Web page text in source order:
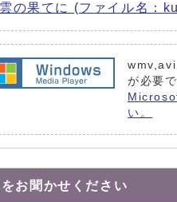
雲の果てに (ファイル名：
が必要
い。
お聞かせください